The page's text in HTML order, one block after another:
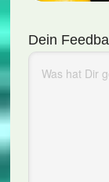
Dein